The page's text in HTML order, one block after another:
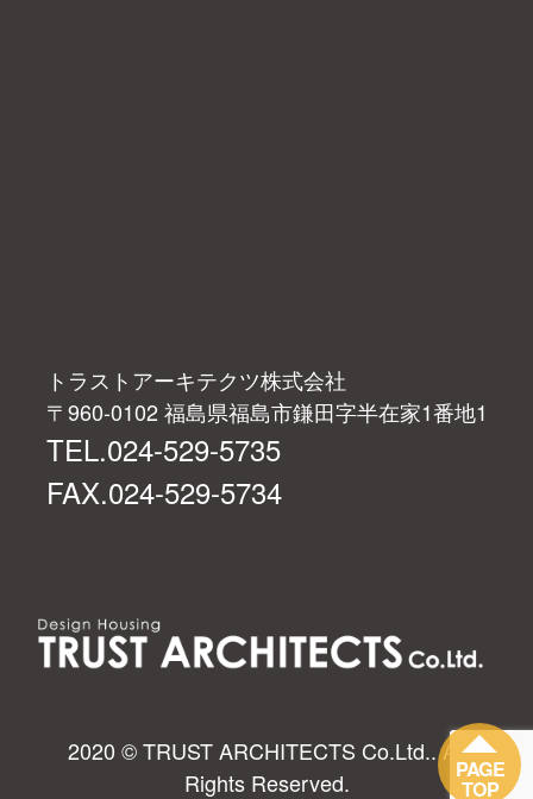
トラストアーキテクツ株式会社
〒960-0102 福島県福島市鎌田字半在家1番地1
TEL.024-529-5735
FAX.024-529-5734
2020 © TRUST ARCHITECTS Co.Ltd.. All
Rights Reserved.
PAGE
TOP